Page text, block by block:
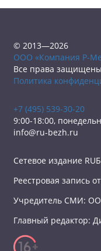
© 2013—2026
ООО «Компания Р-
Все права
Политика
+7 (495) 539-30-20
9:00-18:00,
info@ru-bezh.ru
Сетевое издание
Реестровая запись
Учредитель СМИ:
Главный редактор: